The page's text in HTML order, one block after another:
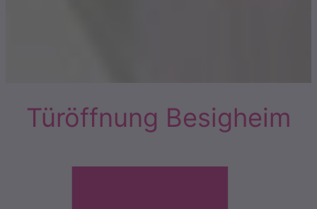
Türöffnung Besigheim